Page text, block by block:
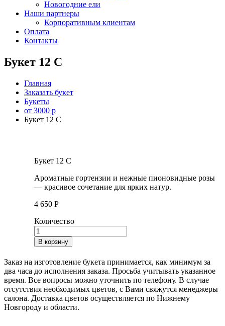
Новогодние ели
Наши партнеры
Корпоративным клиентам
Оплата
Контакты
Букет 12 C
Главная
Заказать букет
Букеты
от 3000 р
Букет 12 C
Букет 12 C
Ароматные гортензии и нежные пионовидные розы
— красивое сочетание для ярких натур.
4 650 Р
Количество
В корзину
Заказ на изготовление букета принимается, как минимум за
два часа до исполнения заказа. Просьба учитывать указанное
время. Все вопросы можно уточнить по телефону. В случае
отсутствия необходимых цветов, с Вами свяжутся менеджеры
салона. Доставка цветов осуществляется по Нижнему
Новгороду и области.